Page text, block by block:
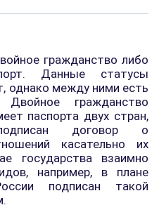
гражданство либо
Данные статусы
однако между ними есть
Двойное гражданство
паспорта двух стран,
договор о
касательно их
государства взаимно
например, в плане
подписан такой